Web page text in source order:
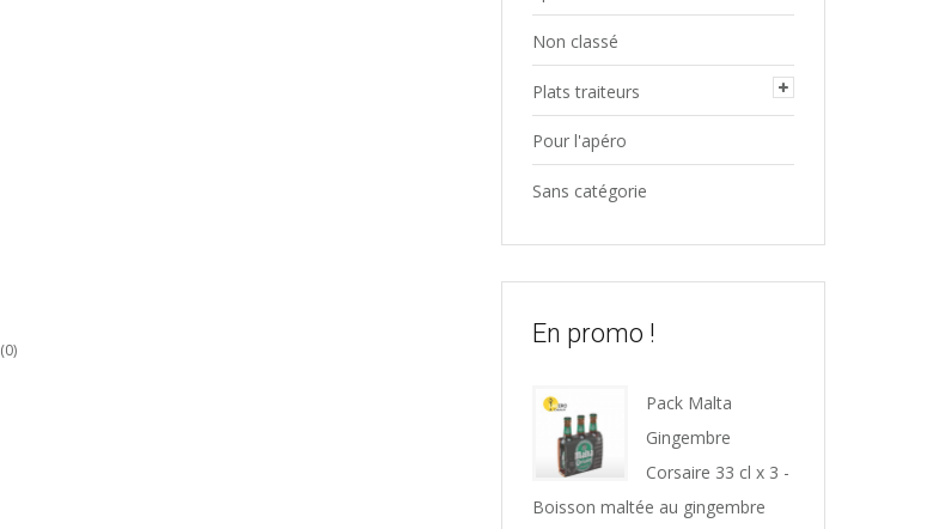
(0)
Non classé
Plats traiteurs
Pour l'apéro
Sans catégorie
En promo !
Pack Malta
Gingembre
Corsaire 33 cl x 3 -
Boisson maltée au gingembre